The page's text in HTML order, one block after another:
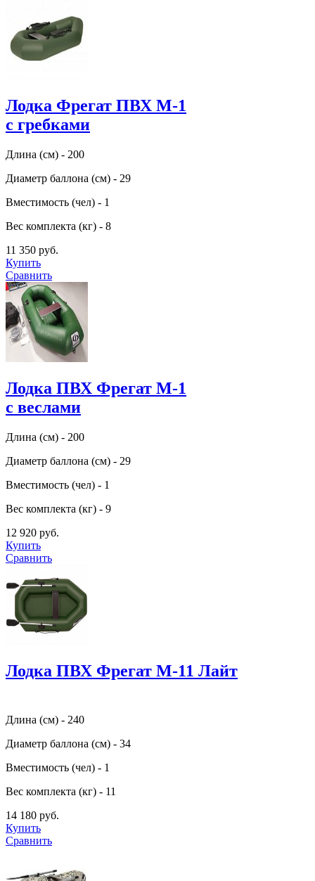
Лодка Фрегат ПВХ М-1
с гребками
Длина (см) - 200
Диаметр баллона (см) - 29
Вместимость (чел) - 1
Вес комплекта (кг) - 8
11 350 руб.
Купить
Сравнить
Лодка ПВХ Фрегат М-1
с веслами
Длина (см) - 200
Диаметр баллона (см) - 29
Вместимость (чел) - 1
Вес комплекта (кг) - 9
12 920 руб.
Купить
Сравнить
Лодка ПВХ Фрегат М-11 Лайт
Длина (см) - 240
Диаметр баллона (см) - 34
Вместимость (чел) - 1
Вес комплекта (кг) - 11
14 180 руб.
Купить
Сравнить